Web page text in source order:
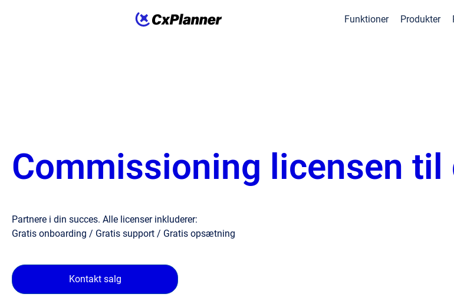
Funktioner Produkter
Commissioning licensen
Partnere i din succes. Alle licenser inkluderer:
Gratis onboarding / Gratis support / Gratis opsætning
Kontakt salg